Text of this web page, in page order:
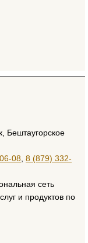
Бештаугорское
08 8 (879) 332-
сеть
и продуктов по